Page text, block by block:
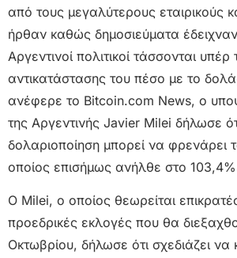
από τους μεγαλύτερους εταιρικούς
ήρθαν καθώς δημοσιεύματα έδειχναν
Αργεντινοί πολιτικοί τάσσονται υπέρ
αντικατάστασης του πέσο με το
ανέφερε το Bitcoin.com News, ο
της Αργεντινής Javier Milei δήλωσε
δολαριοποίηση μπορεί να φρενάρει
οποίος επισήμως ανήλθε στο
Ο Milei, ο οποίος θεωρείται
προεδρικές εκλογές που θα
Οκτωβρίου, δήλωσε ότι σχεδιάζει να